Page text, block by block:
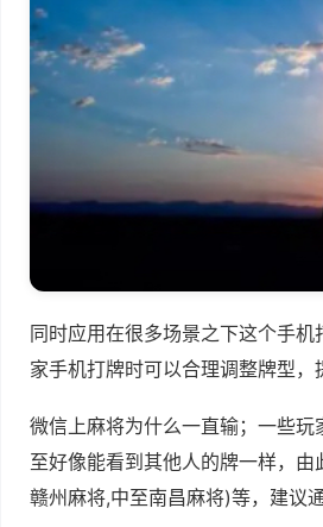
同时应用在很多场景之下这个手
家手机打牌时可以合理调整牌型，
微信上麻将为什么一直输；一些
至好像能看到其他人的牌一样，
赣州麻将,中至南昌麻将)等，建议